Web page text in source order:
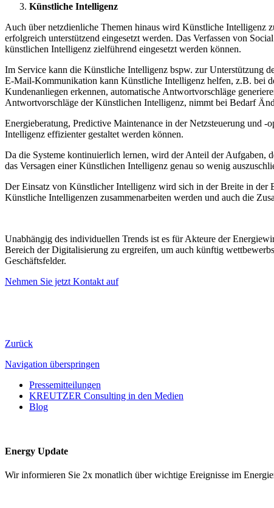
Künstliche Intelligenz
Auch über netzdienliche Themen hinaus wird Künstliche Intelligenz
erfolgreich unterstützend eingesetzt werden. Das Verfassen von
künstlichen Intelligenz zielführend eingesetzt werden können.
Im Service kann die Künstliche Intelligenz bspw. zur Unterstützung
E-Mail-Kommunikation kann Künstliche Intelligenz helfen, z.B. bei
Kundenanliegen erkennen, automatische Antwortvorschläge
Antwortvorschläge der Künstlichen Intelligenz, nimmt bei Bedarf
Energieberatung, Predictive Maintenance in der Netzsteuerung und
Intelligenz effizienter gestaltet werden können.
Da die Systeme kontinuierlich lernen, wird der Anteil der Aufgaben,
das Versagen einer Künstlichen Intelligenz genau so wenig
Der Einsatz von Künstlicher Intelligenz wird sich in der Breite in der
Künstliche Intelligenzen zusammenarbeiten werden und auch die
Unabhängig des individuellen Trends ist es für Akteure der
Bereich der Digitalisierung zu ergreifen, um auch künftig
Geschäftsfelder.
Nehmen Sie jetzt Kontakt auf
Zurück
Navigation überspringen
Pressemitteilungen
KREUTZER Consulting in den Medien
Blog
Energy Update
Wir informieren Sie 2x monatlich über wichtige Ereignisse im